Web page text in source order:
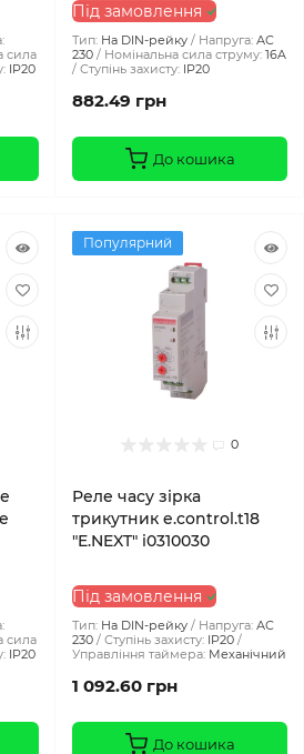
сила
IP20
Під замовлення
Тип: На DIN-рейку Напруга: АС
230
Номінальна сила струму: 16A
Ступінь захисту: IP20
882.49 грн
До кошика
сила
IP20
Популярний
0
Реле часу зірка
трикутник e.control.t18
"E.NEXT" i0310030
Під замовлення
Тип: На DIN-рейку Напруга: АС
230
Ступінь захисту: IP20
Управління таймера: Механічний
1 092.60 грн
До кошика